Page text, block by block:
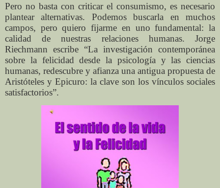
Pero no basta con criticar el consumismo, es necesario
plantear alternativas. Podemos buscarla en muchos
campos, pero quiero fijarme en uno fundamental: la
calidad de nuestras relaciones humanas. Jorge
Riechmann escribe “La investigación contemporánea
sobre la felicidad desde la psicología y las ciencias
humanas, redescubre y afianza una antigua propuesta de
Aristóteles y Epicuro: la clave son los vínculos sociales
satisfactorios”.